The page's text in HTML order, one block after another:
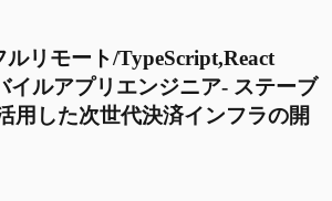
ルリモート/TypeScript,React
イルアプリエンジニア- ステーブ
用した次世代決済インフラの開